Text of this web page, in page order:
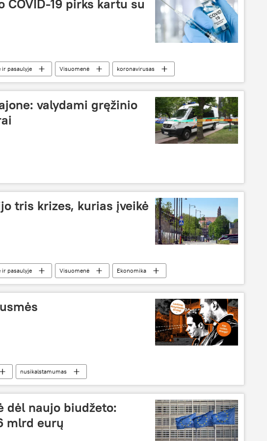
COVID-19 pirks kartu su
pasaulyje Visuomenė
koronavirusas
valydami gręžinio
tris krizes, kurias įveikė
pasaulyje Visuomenė
Ekonomika
nusikalstamumas
dėl naujo biudžeto:
mlrd eurų